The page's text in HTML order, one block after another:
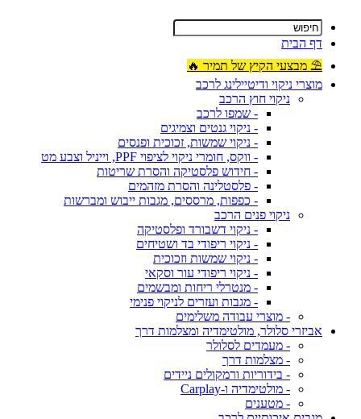
דף הבית
⛱ מבצעי הקיץ של תמיר 🔥
מוצרי ניקוי ודיטיילינג לרכב
ניקוי חוץ הרכב
- שמפו לרכב
- ניקוי גנטים וצמיגים
- ניקוי שמשות, זכוכית ופנסים
- ווקס, חומרי ניקוי לציפוי PPF, וייניל וצבע מט
- חידוש פלסטיקה והסרת שריטות
- פלסטלינה והסרת מזהמים
- כפפות, מרססים, מגבות ייבוש ומברשות
ניקוי פנים הרכב
- ניקוי דשבורד ופלסטיקה
- ניקוי ריפודי בד ושטיחים
- ניקוי שמשות וזכוכית
- ניקוי ריפודי עור וסקאי
- מנטרלי ריחות ומבשמים
- מגבות ועזרים לניקוי פנימי
- מוצרי עבודה משלימים
אביזרי סלולר, מולטימדיה ומצלמות דרך
- מעמדים לסלולר
- מצלמות דרך
- בידוריות ורמקולים ניידים
- מולטימדיה ו-Carplay
- מטענים